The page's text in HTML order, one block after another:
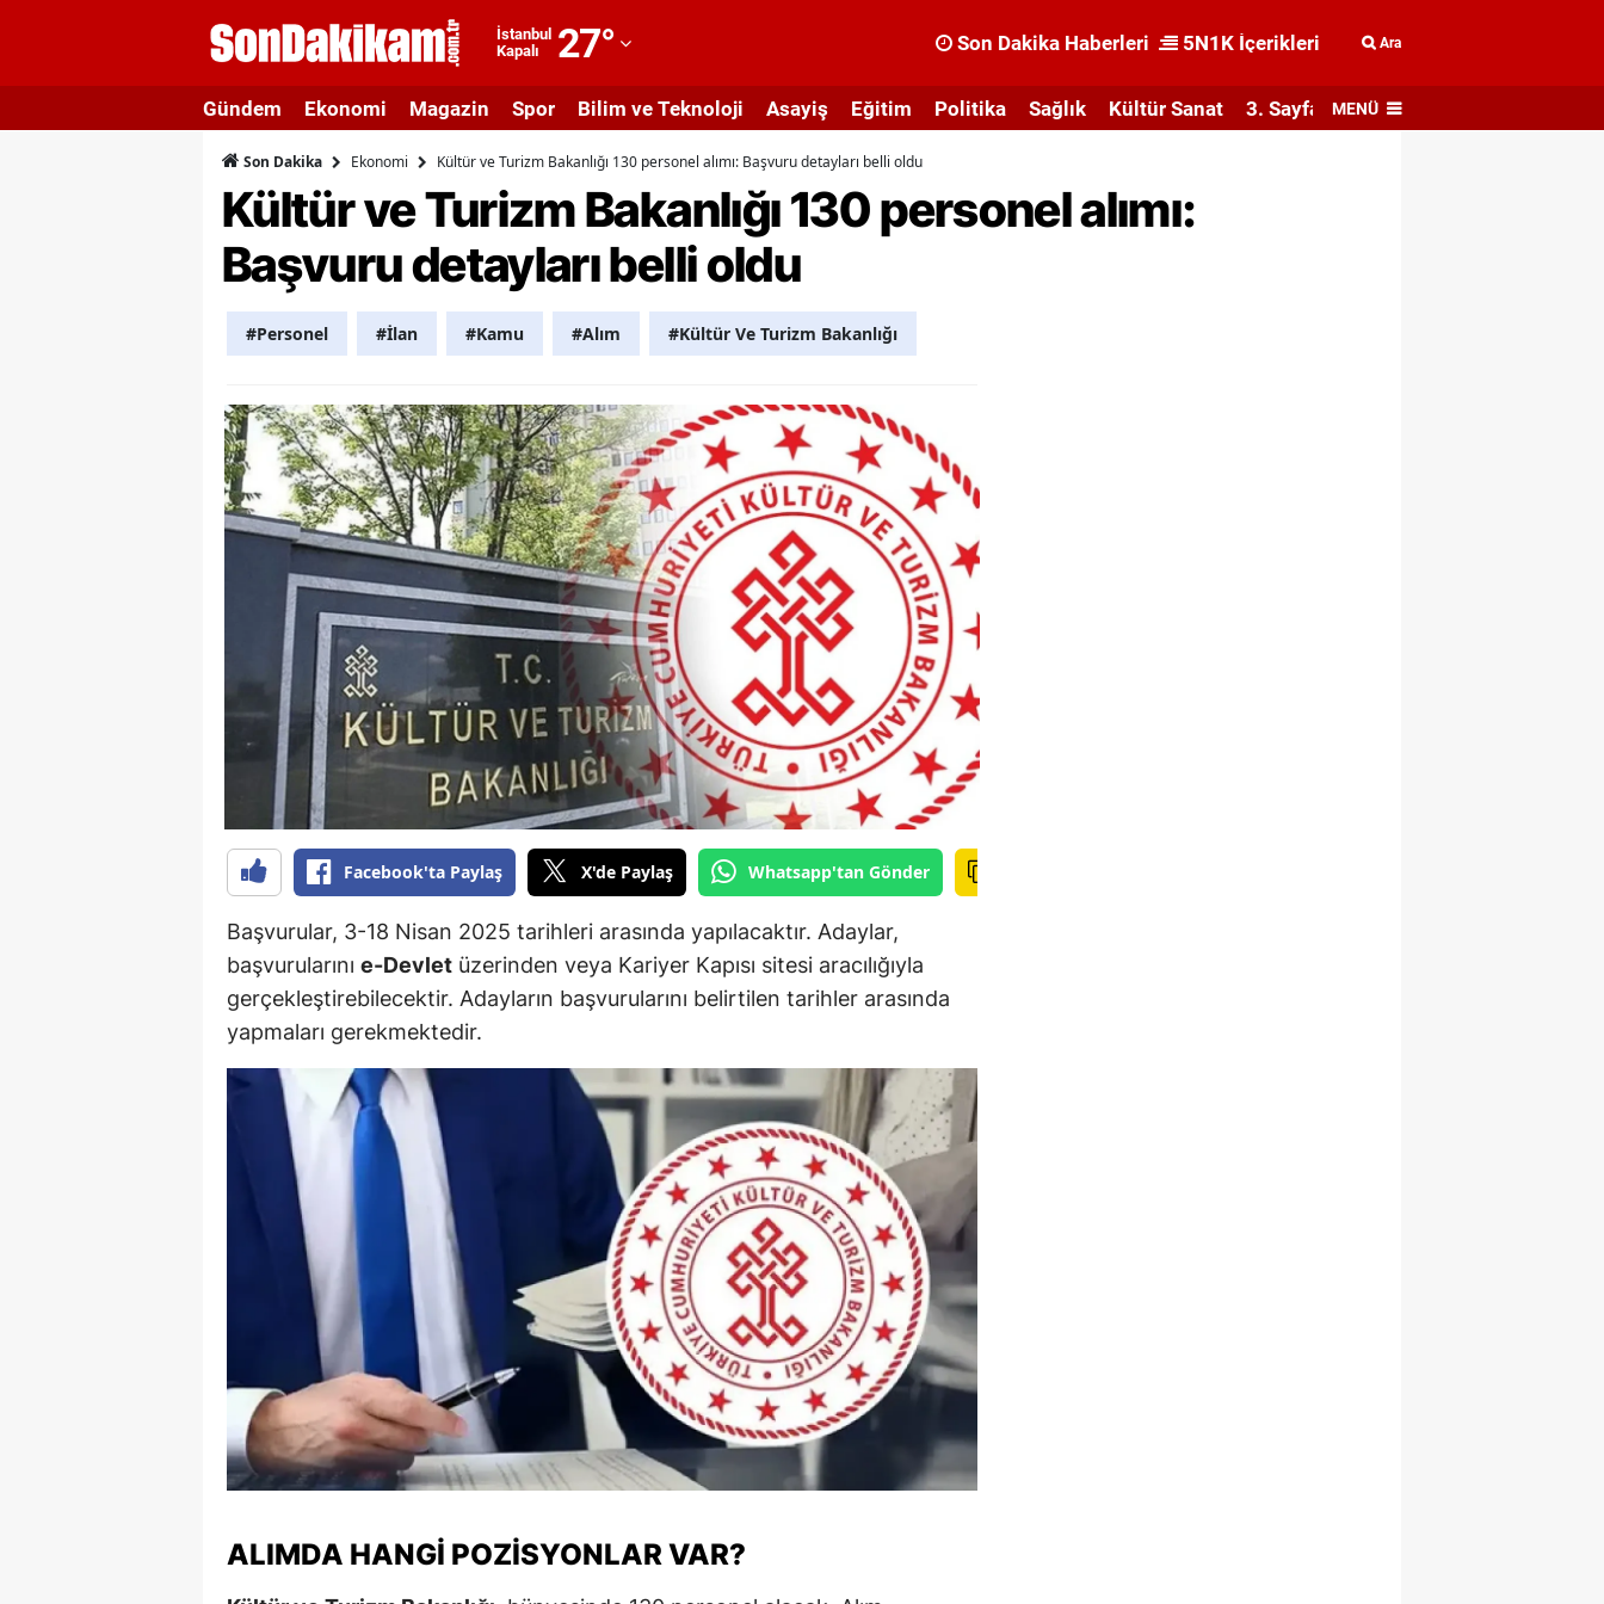
İstanbul
Kapalı
27°
Adıyaman
Afyonkarahisar
Ağrı
Amasya
Ankara
Artvin
Aydın
Balıkesir
Bilecik
Bingöl
Bitlis
Bolu
Burdur
Bursa
Çanakkale
Çankırı
Çorum
Denizli
Eskişehir
Gaziantep
Giresun
Gümüşhane
Hakkari
Hatay
Son Dakika Haberleri 5N1K İçerikleri Ara
Gündem Ekonomi Magazin Spor Bilim ve Teknoloji Asayiş Eğitim Politika Sağlık Kültür Sanat 3. Sayfa MENÜ
Son Dakika Ekonomi Kültür ve Turizm Bakanlığı 130 personel alımı: Başvuru detayları belli oldu
Kültür ve Turizm Bakanlığı 130 personel alımı:
Başvuru detayları belli oldu
#Personel #İlan #Kamu #Alım #Kültür Ve Turizm Bakanlığı
Facebook'ta Paylaş X'de Paylaş Whatsapp'tan Gönder
Başvurular, 3-18 Nisan 2025 tarihleri arasında yapılacaktır. Adaylar,
başvurularını e-Devlet üzerinden veya Kariyer Kapısı sitesi aracılığıyla
gerçekleştirebilecektir. Adayların başvurularını belirtilen tarihler arasında
yapmaları gerekmektedir.
ALIMDA HANGI POZISYONLAR VAR?